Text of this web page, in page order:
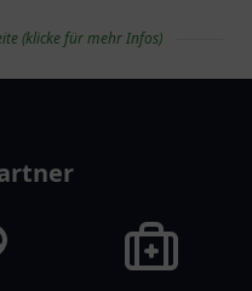
(klicke für mehr Infos)